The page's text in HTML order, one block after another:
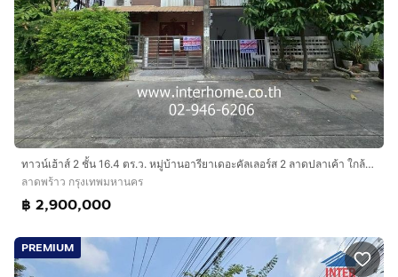
ทาวน์เฮ้าส์ 2 ชั้น 16.4 ตร.ว. หมู่บ้านอารียาเดอะคัลเลอร์ส 2 ลาดปลาเค้า ใกล้มหาวิทยาลัยเกษตรศาสตร์ ถนนลาดปลาเค้า เขตลาดพร้าว กรุงเทพมหานคร
ลาดพร้าว กรุงเทพมหานคร
฿ 2,900,000
PREMIUM